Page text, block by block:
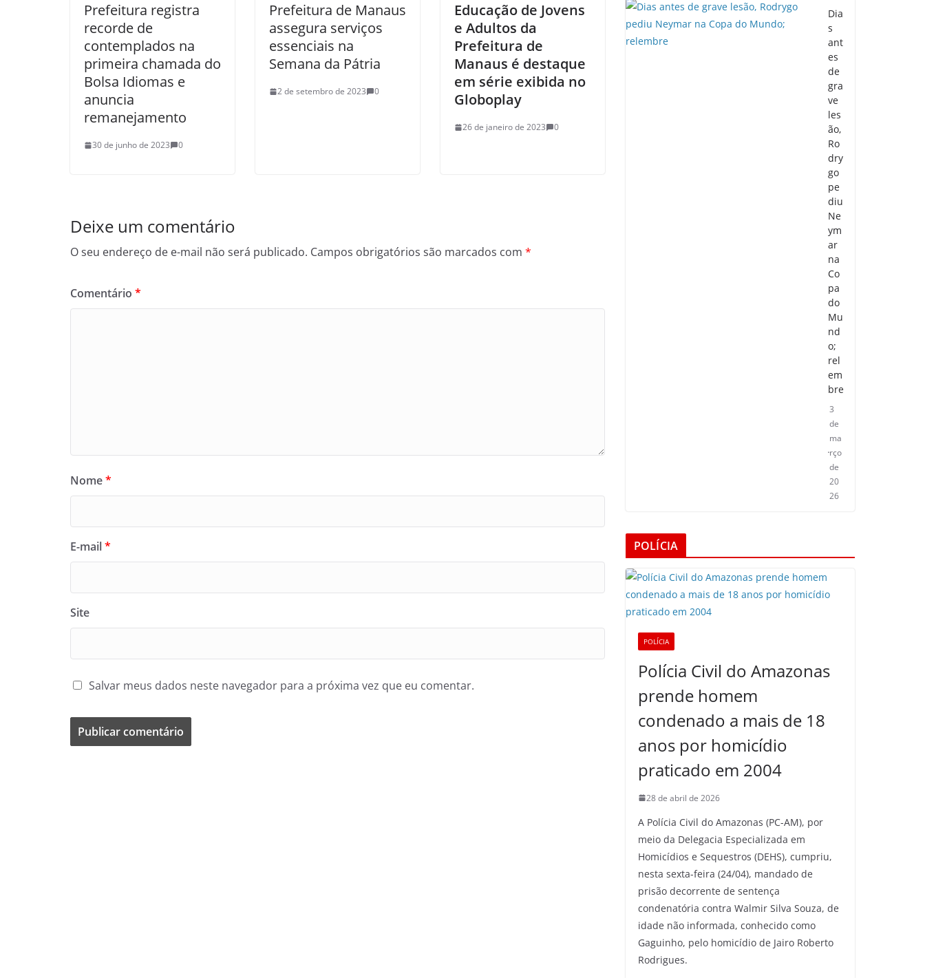
Prefeitura registra
recorde de
contemplados na
primeira chamada do
Bolsa Idiomas e
anuncia
remanejamento
30 de junho de 2023 0
Prefeitura de Manaus
assegura serviços
essenciais na
Semana da Pátria
2 de setembro de 2023 0
Educação de Jovens
e Adultos da
Prefeitura de
Manaus é destaque
em série exibida no
Globoplay
26 de janeiro de 2023 0
Deixe um comentário
O seu endereço de e-mail não será publicado. Campos obrigatórios são marcados com *
Comentário *
Nome*
E-mail*
Site
Salvar meus dados neste navegador para a próxima vez que eu comentar.
Dia
s
ant
es
de
gra
ve
les
ão,
Ro
dry
go
pe
diu
Ne
ym
ar
na
Co
pa
do
Mu
nd
o;
rel
em
bre
3
de
ma
rço
de
20
26
POLÍCIA
POLÍCIA
Polícia Civil do Amazonas
prende homem
condenado a mais de 18
anos por homicídio
praticado em 2004
28 de abril de 2026
A Polícia Civil do Amazonas (PC-AM), por
meio da Delegacia Especializada em
Homicídios e Sequestros (DEHS), cumpriu,
nesta sexta-feira (24/04), mandado de
prisão decorrente de sentença
condenatória contra Walmir Silva Souza, de
idade não informada, conhecido como
Gaguinho, pelo homicídio de Jairo Roberto
Rodrigues.